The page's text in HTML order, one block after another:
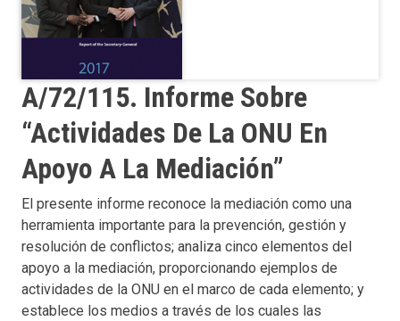
A/72/115. Informe Sobre
“Actividades De La ONU En
Apoyo A La Mediación”
El presente informe reconoce la mediación como una
herramienta importante para la prevención, gestión y
resolución de conflictos; analiza cinco elementos del
apoyo a la mediación, proporcionando ejemplos de
actividades de la ONU en el marco de cada elemento; y
establece los medios a través de los cuales las